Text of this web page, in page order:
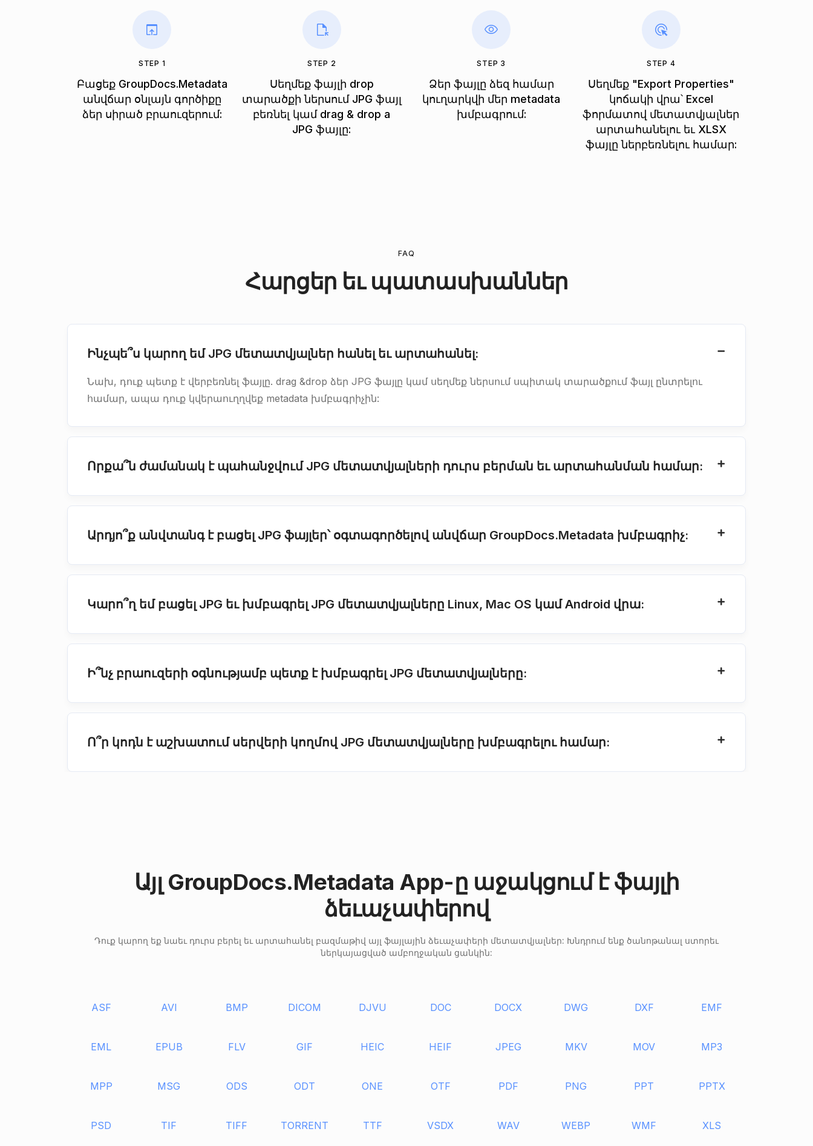
STEP 1
Բացեք GroupDocs.Metadata
անվճար օնլայն գործիքը
ձեր սիրած բրաուզերում:
STEP 2
Սեղմեք ֆայլի drop
տարածքի ներսում JPG ֆայլ
բեռնել կամ drag & drop a
JPG ֆայլը:
STEP 3
Ձեր ֆայլը ձեզ համար
կուղարկվի մեր metadata
խմբագրում:
STEP 4
Սեղմեք "Export Properties"
կոճակի վրա՝ Excel
ֆորմատով մետատվյալներ
արտահանելու եւ XLSX
ֆայլը ներբեռնելու համար:
FAQ
Հարցեր եւ պատասխաններ
Ինչպե՞ս կարող եմ JPG մետատվյալներ հանել եւ արտահանել:
Նախ, դուք պետք է վերբեռնել ֆայլը. drag &drop ձեր JPG ֆայլը կամ սեղմեք ներսում սպիտակ տարածքում ֆայլ ընտրելու
համար, ապա դուք կվերաուղղվեք metadata խմբագրիչին:
Որքա՞ն ժամանակ է պահանջվում JPG մետատվյալների դուրս բերման եւ արտահանման համար:
Արդյո՞ք անվտանգ է բացել JPG ֆայլեր՝ օգտագործելով անվճար GroupDocs.Metadata խմբագրիչ:
Կարո՞ղ եմ բացել JPG եւ խմբագրել JPG մետատվյալները Linux, Mac OS կամ Android վրա:
Ի՞նչ բրաուզերի օգնությամբ պետք է խմբագրել JPG մետատվյալները:
Ո՞ր կոդն է աշխատում սերվերի կողմով JPG մետատվյալները խմբագրելու համար:
Այլ GroupDocs.Metadata App-ը աջակցում է ֆայլի
ձեւաչափերով
Դուք կարող եք նաեւ դուրս բերել եւ արտահանել բազմաթիվ այլ ֆայլային ձեւաչափերի մետատվյալներ: Խնդրում ենք ծանոթանալ ստորեւ
ներկայացված ամբողջական ցանկին:
ASF AVI BMP DICOM DJVU DOC DOCX DWG DXF EMF
EML EPUB FLV GIF HEIC HEIF JPEG MKV MOV MP3
MPP MSG ODS ODT ONE OTF PDF PNG PPT PPTX
PSD TIF TIFF TORRENT TTF VSDX WAV WEBP WMF XLS